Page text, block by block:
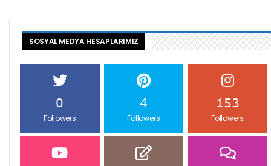
SOSYAL MEDYA HESAPLARIMIZ
0
Followers
4
Followers
153
Followers